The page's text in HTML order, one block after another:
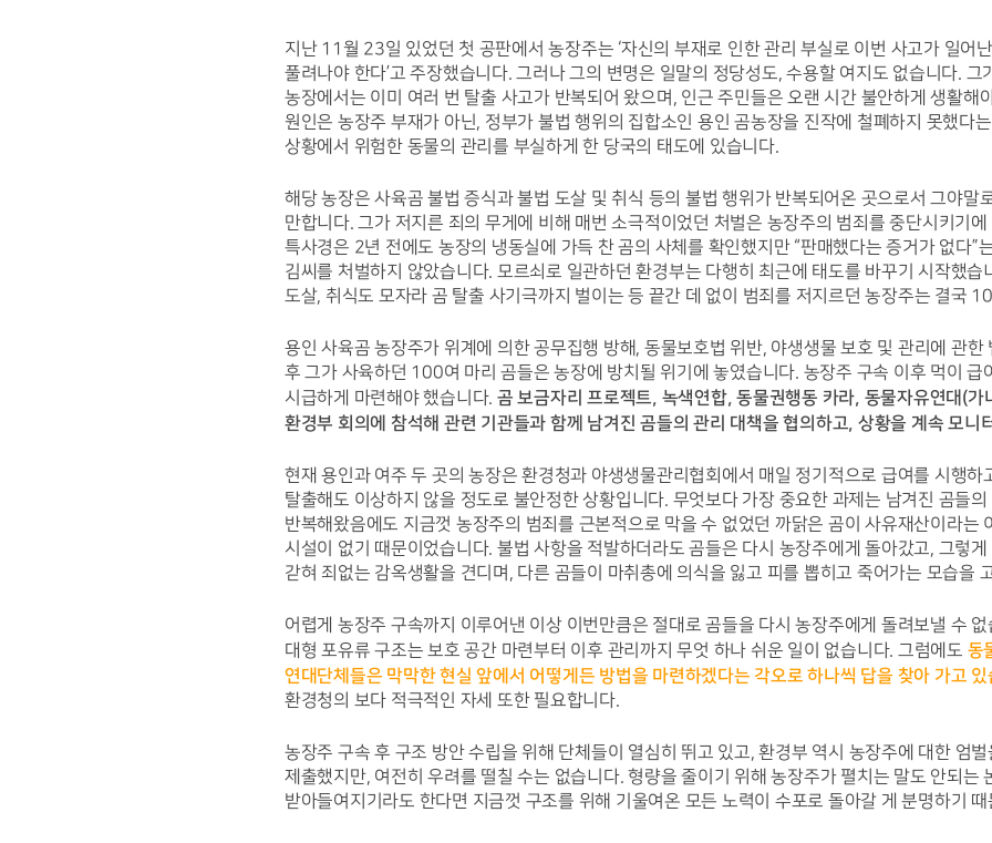
지난 11월 23일 있었던 첫 공판에서 농장주는 ‘자신의 부재로 인한 관리 부실로 이번 사고가 일어
풀려나야 한다’고 주장했습니다. 그러나 그의 변명은 일말의 정당성도, 수용할 여지도 없습니다. 그
농장에서는 이미 여러 번 탈출 사고가 반복되어 왔으며, 인근 주민들은 오랜 시간 불안하게 생활해
원인은 농장주 부재가 아닌, 정부가 불법 행위의 집합소인 용인 곰농장을 진작에 철폐하지 못했다
상황에서 위험한 동물의 관리를 부실하게 한 당국의 태도에 있습니다.
해당 농장은 사육곰 불법 증식과 불법 도살 및 취식 등의 불법 행위가 반복되어온 곳으로서 그야말
만합니다. 그가 저지른 죄의 무게에 비해 매번 소극적이었던 처벌은 농장주의 범죄를 중단시키기
특사경은 2년 전에도 농장의 냉동실에 가득 찬 곰의 사체를 확인했지만 “판매했다는 증거가 없다”
김씨를 처벌하지 않았습니다. 모르쇠로 일관하던 환경부는 다행히 최근에 태도를 바꾸기 시작했습
도살, 취식도 모자라 곰 탈출 사기극까지 벌이는 등 끝간 데 없이 범죄를 저지르던 농장주는 결국
용인 사육곰 농장주가 위계에 의한 공무집행 방해, 동물보호법 위반, 야생생물 보호 및 관리에 관한
후 그가 사육하던 100여 마리 곰들은 농장에 방치될 위기에 놓였습니다. 농장주 구속 이후 먹이 급
시급하게 마련해야 했습니다. 곰 보금자리 프로젝트, 녹색연합, 동물권행동 카라, 동물자유연대(가
환경부 회의에 참석해 관련 기관들과 함께 남겨진 곰들의 관리 대책을 협의하고, 상황을 계속 모니
현재 용인과 여주 두 곳의 농장은 환경청과 야생생물관리협회에서 매일 정기적으로 급여를 시행하
탈출해도 이상하지 않을 정도로 불안정한 상황입니다. 무엇보다 가장 중요한 과제는 남겨진 곰들
반복해왔음에도 지금껏 농장주의 범죄를 근본적으로 막을 수 없었던 까닭은 곰이 사유재산이라는
시설이 없기 때문이었습니다. 불법 사항을 적발하더라도 곰들은 다시 농장주에게 돌아갔고, 그렇
갇혀 죄없는 감옥생활을 견디며, 다른 곰들이 마취총에 의식을 잃고 피를 뽑히고 죽어가는 모습을
어렵게 농장주 구속까지 이루어낸 이상 이번만큼은 절대로 곰들을 다시 농장주에게 돌려보낼 수
대형 포유류 구조는 보호 공간 마련부터 이후 관리까지 무엇 하나 쉬운 일이 없습니다. 그럼에도 동
연대단체들은 막막한 현실 앞에서 어떻게든 방법을 마련하겠다는 각오로 하나씩 답을 찾아 가고
환경청의 보다 적극적인 자세 또한 필요합니다.
농장주 구속 후 구조 방안 수립을 위해 단체들이 열심히 뛰고 있고, 환경부 역시 농장주에 대한 엄
제출했지만, 여전히 우려를 떨칠 수는 없습니다. 형량을 줄이기 위해 농장주가 펼치는 말도 안되는
받아들여지기라도 한다면 지금껏 구조를 위해 기울여온 모든 노력이 수포로 돌아갈 게 분명하기